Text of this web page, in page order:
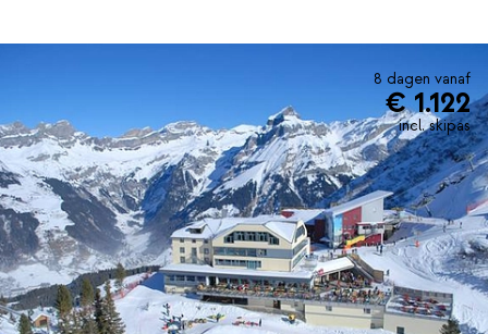
8 dagen vanaf
€ 1.122
incl. skipas